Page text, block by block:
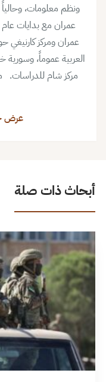
ونظم معلومات،
عمران ومركز كارنيغي
العربية عموماً،
مركز شام للدراسات.
عرض
أبحاث ذات صلة